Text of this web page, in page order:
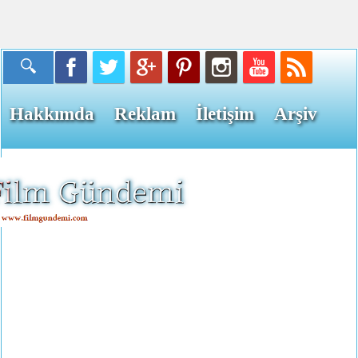
Hakkımda Reklam İletişim Arşiv